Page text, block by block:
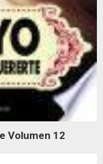
Volumen 12